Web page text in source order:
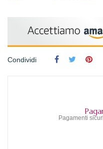
Condividi
Pagamenti